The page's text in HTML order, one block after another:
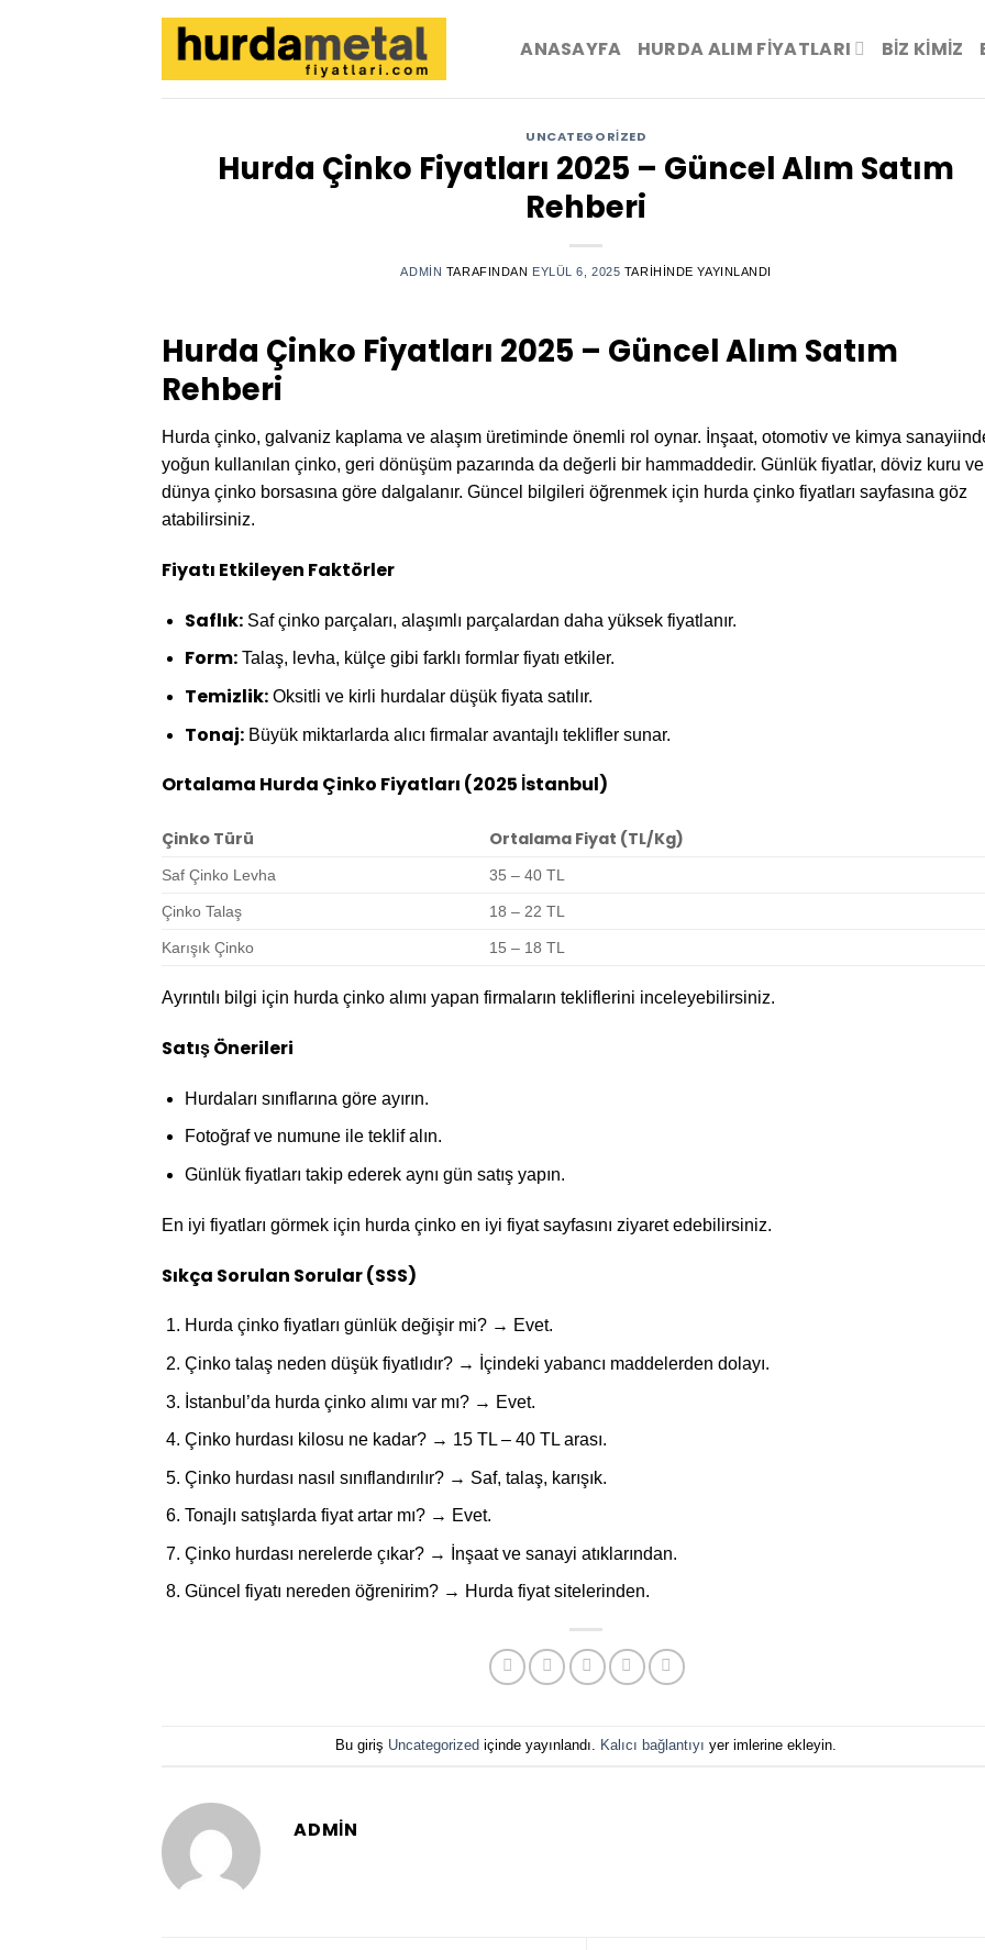
ANASAYFA HURDA ALIM FİYATLARI BIZ KIMIZ
UNCATEGORIZED
Hurda Çinko Fiyatları 2025 – Güncel Alım Satım
Rehberi
ADMIN TARAFINDAN EYLÜL 6, 2025 TARIHINDE YAYINLANDI
Hurda Çinko Fiyatları 2025 – Güncel Alım Satım
Rehberi
Hurda çinko, galvaniz kaplama ve alaşım üretiminde önemli rol oynar. İnşaat, otomotiv ve kimya
yoğun kullanılan çinko, geri dönüşüm pazarında da değerli bir hammaddedir. Günlük fiyatlar, döviz kuru ve
dünya çinko borsasına göre dalgalanır. Güncel bilgileri öğrenmek için hurda çinko fiyatları sayfasına göz
atabilirsiniz.
Fiyatı Etkileyen Faktörler
Saflık:Saf çinko parçaları, alaşımlı parçalardan daha yüksek fiyatlanır.
Form:Talaş, levha, külçe gibi farklı formlar fiyatı etkiler.
Temizlik:Oksitli ve kirli hurdalar düşük fiyata satılır.
Tonaj:Büyük miktarlarda alıcı firmalar avantajlı teklifler sunar.
Ortalama Hurda Çinko Fiyatları (2025 İstanbul)
Çinko Türü Ortalama Fiyat (TL/Kg)
Saf Çinko Levha 35 – 40 TL
Çinko Talaş 18 – 22 TL
Karışık Çinko 15 – 18 TL
Ayrıntılı bilgi için hurda çinko alımı yapan firmaların tekliflerini inceleyebilirsiniz.
Satış Önerileri
Hurdaları sınıflarına göre ayırın.
Fotoğraf ve numune ile teklif alın.
Günlük fiyatları takip ederek aynı gün satış yapın.
En iyi fiyatları görmek için hurda çinko en iyi fiyat sayfasını ziyaret edebilirsiniz.
Sıkça Sorulan Sorular (SSS)
Hurda çinko fiyatları günlük değişir mi? → Evet.
Çinko talaş neden düşük fiyatlıdır? → İçindeki yabancı maddelerden dolayı.
İstanbul’da hurda çinko alımı var mı? → Evet.
Çinko hurdası kilosu ne kadar? → 15 TL – 40 TL arası.
Çinko hurdası nasıl sınıflandırılır? → Saf, talaş, karışık.
Tonajlı satışlarda fiyat artar mı? → Evet.
Çinko hurdası nerelerde çıkar? → İnşaat ve sanayi atıklarından.
Güncel fiyatı nereden öğrenirim? → Hurda fiyat sitelerinden.
Bu giriş Uncategorized içinde yayınlandı. Kalıcı bağlantıyı yer imlerine ekleyin.
ADMIN